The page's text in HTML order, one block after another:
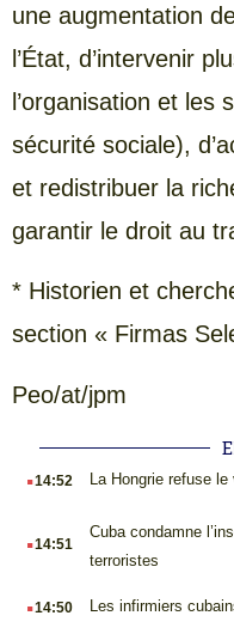
une augmentation
l’État, d’intervenir
l’organisation et les
sécurité sociale),
et redistribuer la
garantir le droit au
* Historien et
section « Firmas
Peo/at/jpm
.14:52 La Hongrie refuse
.14:51
Cuba condamne
terroristes
.14:50 Les infirmiers